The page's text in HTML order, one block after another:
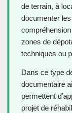
de terrain, à
documenter
zones de
techniques ou
Dans ce type
documentaire
permettent
projet de